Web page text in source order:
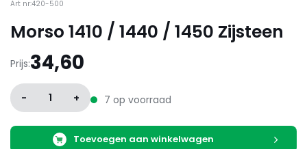
Art nr:420-500
Morso 1410 / 1440 / 1450 Zijsteen
Prijs:34,60
- 1 + 7 op voorraad
Toevoegen aan winkelwagen